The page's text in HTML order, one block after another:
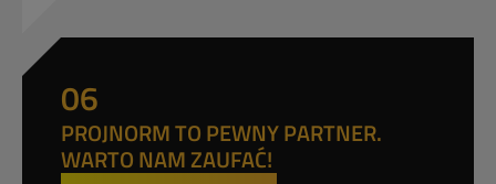
06
PROJNORM TO PEWNY PARTNER.
WARTO NAM ZAUFAĆ!